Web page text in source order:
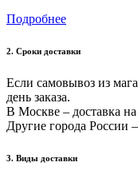
Подробнее
2. Cроки доставки
Если самовывоз из
день заказа.
В Москве – доставка
Другие города России
3. Виды доставки